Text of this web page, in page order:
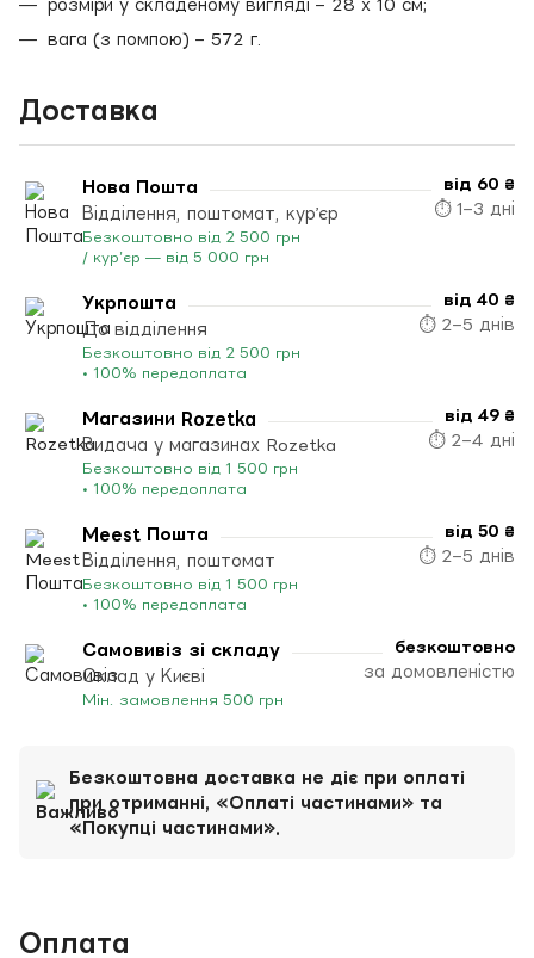
розміри у складеному вигляді – 28 х 10 см;
вага (з помпою) – 572 г.
Доставка
Нова Пошта
Відділення, поштомат, кур’єр
Безкоштовно від 2 500 грн
/ кур’єр — від 5 000 грн
від 60 ₴
⏱ 1–3 дні
Укрпошта
До відділення
Безкоштовно від 2 500 грн
• 100% передоплата
від 40 ₴
⏱ 2–5 днів
Магазини Rozetka
Видача у магазинах Rozetka
Безкоштовно від 1 500 грн
• 100% передоплата
від 49 ₴
⏱ 2–4 дні
Meest Пошта
Відділення, поштомат
Безкоштовно від 1 500 грн
• 100% передоплата
від 50 ₴
⏱ 2–5 днів
Самовивіз зі складу
Склад у Києві
Мін. замовлення 500 грн
безкоштовно
за домовленістю
Безкоштовна доставка не діє при оплаті
при отриманні, «Оплаті частинами» та
«Покупці частинами».
Оплата